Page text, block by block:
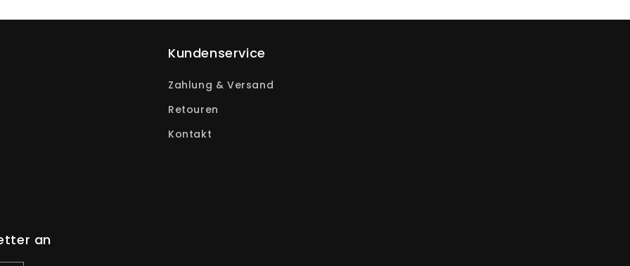
Kundenservice
Zahlung & Versand
Retouren
Kontakt
an